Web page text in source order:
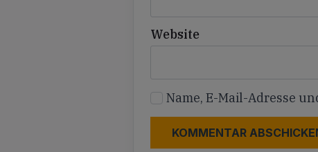
Website
Name, E-Mail-Adresse